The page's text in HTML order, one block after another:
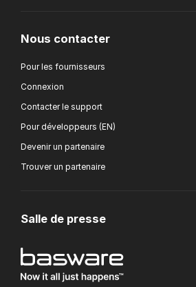
Nous contacter
Pour les fournisseurs
Connexion
Contacter le support
Pour développeurs (EN)
Devenir un partenaire
Trouver un partenaire
Salle de presse